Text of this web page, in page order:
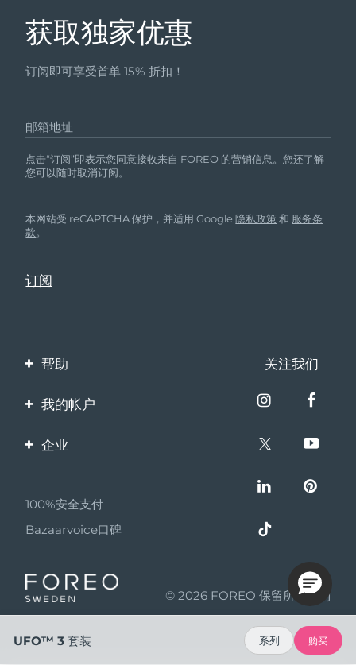
获取独家优惠
订阅即可享受首单 15% 折扣！
邮箱地址
点击“订阅”即表示您同意接收来自 FOREO 的营销信息。您还了解
您可以随时取消订阅。
本网站受 reCAPTCHA 保护，并适用 Google隐私政策 和 服务条
款。
帮助
联系我们
保修与退换货
关注我们
我的帐户
产品注册
企业
伙伴计划
联盟新闻
成为合作伙伴
100%安全支付
Bazaarvoice口碑
© 2026 FOREO 保留所有权利
UFO™ 3 套装 系列 购买